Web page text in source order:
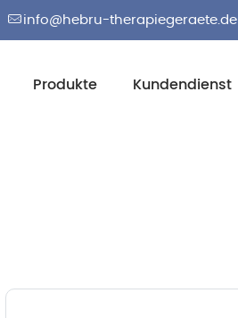
info@hebru-therapiegeraete.de
Produkte Kundendienst